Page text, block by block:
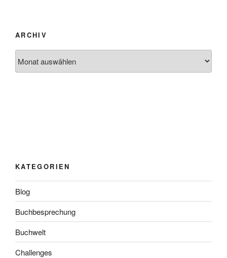
ARCHIV
KATEGORIEN
Blog
Buchbesprechung
Buchwelt
Challenges